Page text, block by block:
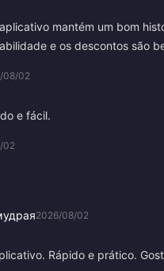
resolvido, com a orientação da
mantém um bom
e os descontos são
08/02
e fácil.
02
2026/08/02
Rápido e prático.